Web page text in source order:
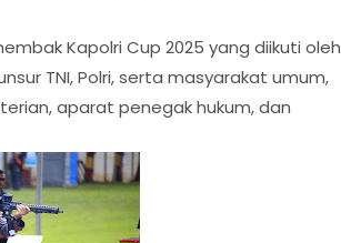
Kapolri Cup 2025 yang diikuti oleh
TNI, Polri, serta masyarakat umum,
aparat penegak hukum, dan